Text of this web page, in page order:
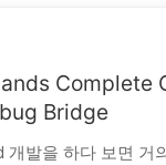
Complete
Bridge
발을 하다 보면 거